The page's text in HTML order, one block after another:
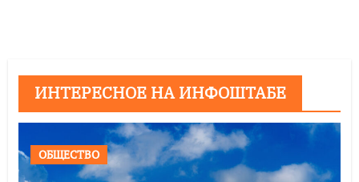
ИНТЕРЕСНОЕ НА ИНФОШТАБЕ
ОБЩЕСТВО